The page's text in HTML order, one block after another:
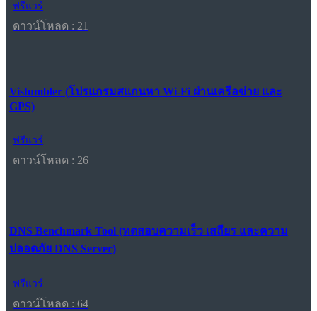
ฟรีแวร์
ดาวน์โหลด : 21
Vistumbler (โปรแกรมสแกนหา Wi-Fi ผ่านเครือข่าย และ
GPS)
ฟรีแวร์
ดาวน์โหลด : 26
DNS Benchmark Tool (ทดสอบความเร็ว เสถียร และความ
ปลอดภัย DNS Server)
ฟรีแวร์
ดาวน์โหลด : 64